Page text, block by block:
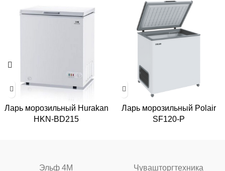
Ларь морозильный Hurakan
HKN-BD215
Ларь морозильный Polair
SF120-P
Эльф 4М Чувашторгтехника